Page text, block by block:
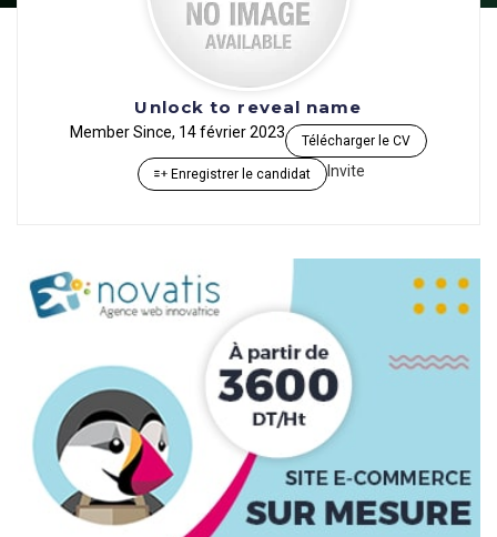
Unlock to reveal name
Member Since, 14 février 2023 Télécharger le CV
Enregistrer le candidat Invite